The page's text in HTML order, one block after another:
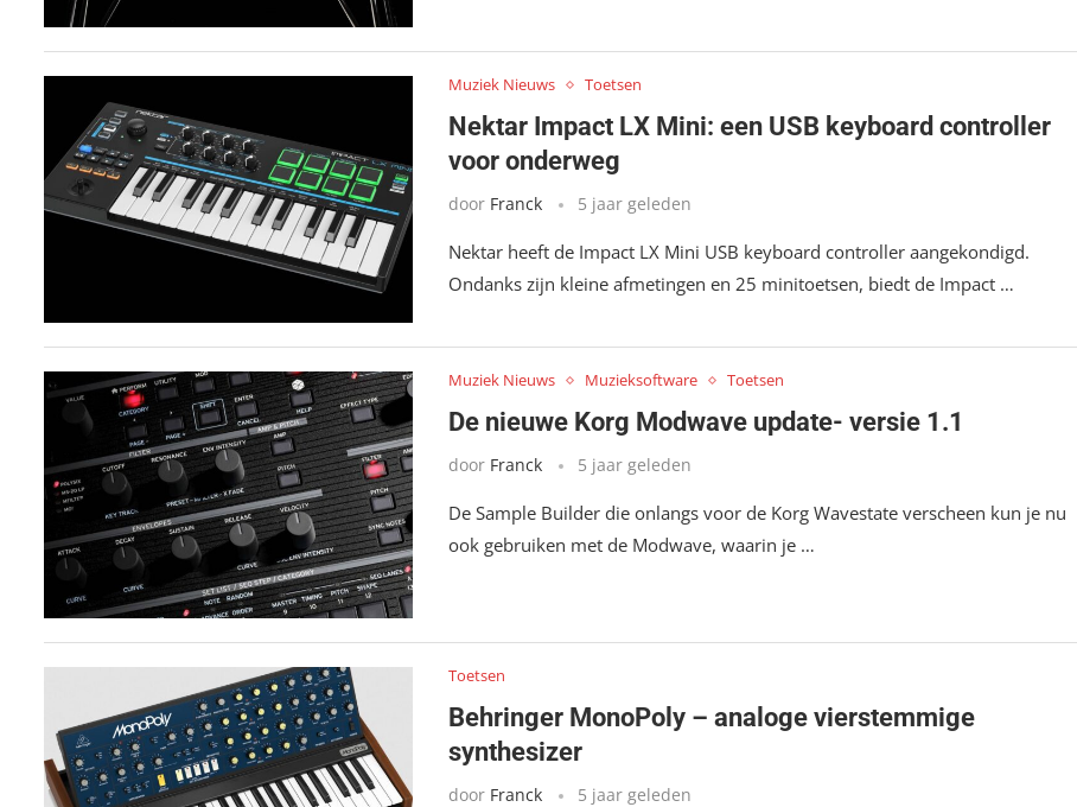
Muziek Nieuws Toetsen
Nektar Impact LX Mini: een USB keyboard controller
voor onderweg
door Franck 5 jaar geleden
Nektar heeft de Impact LX Mini USB keyboard controller aangekondigd.
Ondanks zijn kleine afmetingen en 25 minitoetsen, biedt de Impact …
Muziek Nieuws Muzieksoftware Toetsen
De nieuwe Korg Modwave update- versie 1.1
door Franck 5 jaar geleden
De Sample Builder die onlangs voor de Korg Wavestate verscheen kun je nu
ook gebruiken met de Modwave, waarin je …
Toetsen
Behringer MonoPoly – analoge vierstemmige
synthesizer
door Franck 5 jaar geleden